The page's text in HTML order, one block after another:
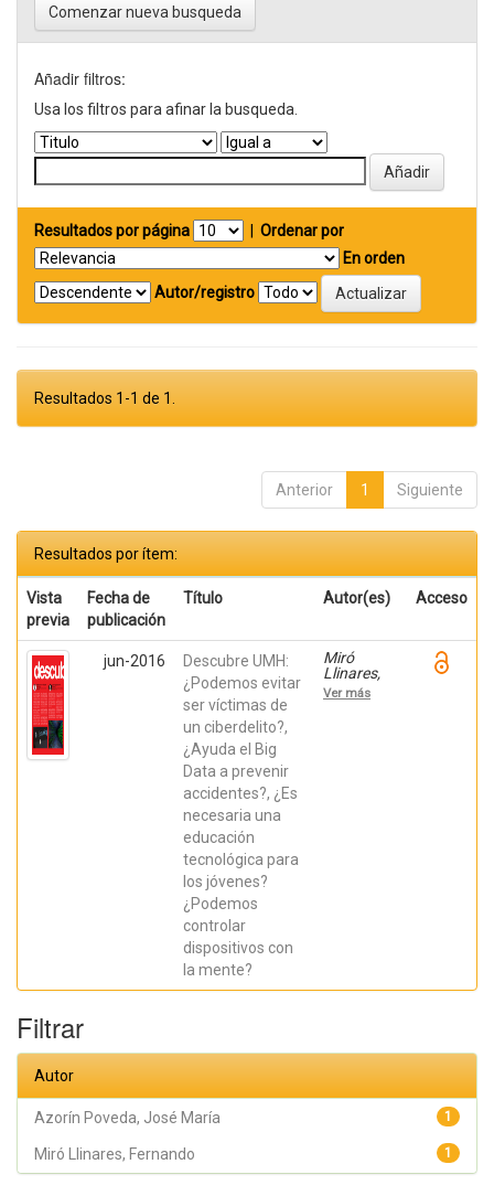
Comenzar nueva busqueda
Añadir filtros:
Usa los filtros para afinar la busqueda.
Resultados por página
Ordenar por
En orden
Autor/registro
Resultados 1-1 de 1.
Anterior 1 Siguiente
Resultados por ítem:
Vista
previa
Fecha de
publicación
Título Autor(es) Acceso
jun-2016
Descubre UMH:
¿Podemos evitar
ser víctimas de
un ciberdelito?,
¿Ayuda el Big
Data a prevenir
accidentes?, ¿Es
necesaria una
educación
tecnológica para
los jóvenes?
¿Podemos
controlar
dispositivos con
la mente?
Miró
Llinares,
Fernando;
Úbeda
Ver más
Filtrar
Autor
1
Azorín Poveda, José María
1
Miró Llinares, Fernando